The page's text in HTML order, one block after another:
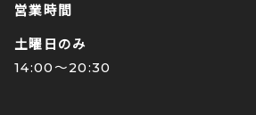
営業時間
土曜日のみ
14:00〜20:30